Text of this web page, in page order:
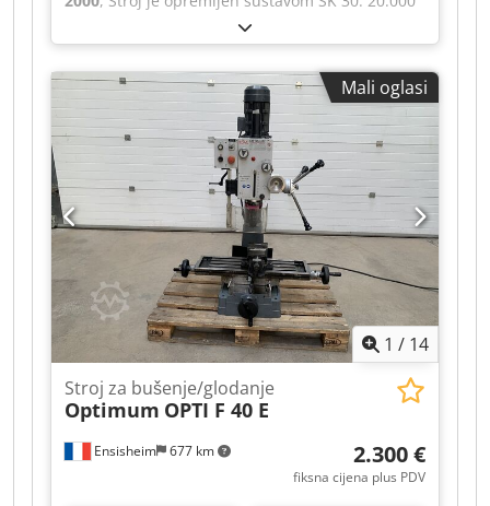
okretaja u minuti. Dcedpfx Aeznmqielxek
Prikazani dijelovi ne dolaze uz stroj.
Mali oglasi
1 / 14
Ensisheim 677 km
Stroj za bušenje/glodanje
Optimum OPTI F 40 E
2.300 €
fiksna cijena plus PDV